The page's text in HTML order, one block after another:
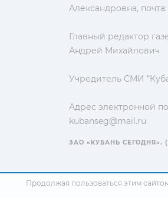
Александровна, почта:
Главный редактор
Андрей Михайлович
Учредитель СМИ
Адрес электронной
kubanseg@mail.ru
ЗАО «КУБАНЬ СЕГОДНЯ».
Продолжая пользоваться этим